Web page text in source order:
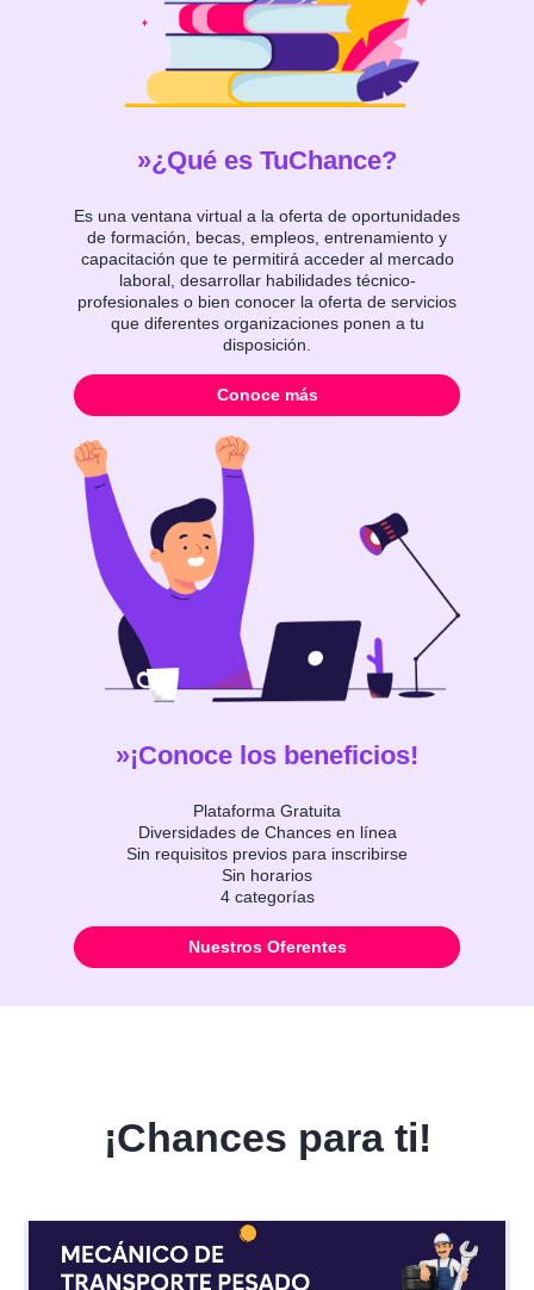
¿Qué es TuChance?
Es una ventana virtual a la oferta de oportunidades
de formación, becas, empleos, entrenamiento y
capacitación que te permitirá acceder al mercado
laboral, desarrollar habilidades técnico-
profesionales o bien conocer la oferta de servicios
que diferentes organizaciones ponen a tu
disposición.
Conoce más
¡Conoce los beneficios!
Plataforma Gratuita
Diversidades de Chances en línea
Sin requisitos previos para inscribirse
Sin horarios
4 categorías
Nuestros Oferentes
¡Chances para ti!